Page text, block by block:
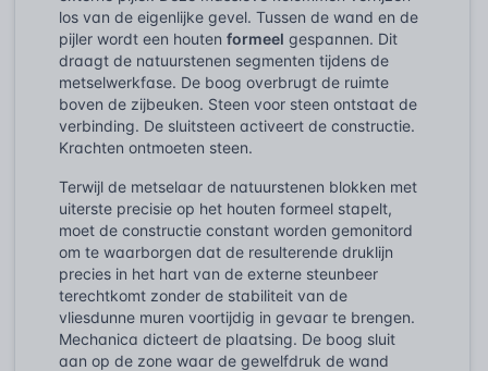
los van de eigenlijke gevel. Tussen de wand en de
pijler wordt een houten formeel gespannen. Dit
draagt de natuurstenen segmenten tijdens de
metselwerkfase. De boog overbrugt de ruimte
boven de zijbeuken. Steen voor steen ontstaat de
verbinding. De sluitsteen activeert de constructie.
Krachten ontmoeten steen.
Terwijl de metselaar de natuurstenen blokken met
uiterste precisie op het houten formeel stapelt,
moet de constructie constant worden gemonitord
om te waarborgen dat de resulterende druklijn
precies in het hart van de externe steunbeer
terechtkomt zonder de stabiliteit van de
vliesdunne muren voortijdig in gevaar te brengen.
Mechanica dicteert de plaatsing. De boog sluit
aan op de zone waar de gewelfdruk de wand